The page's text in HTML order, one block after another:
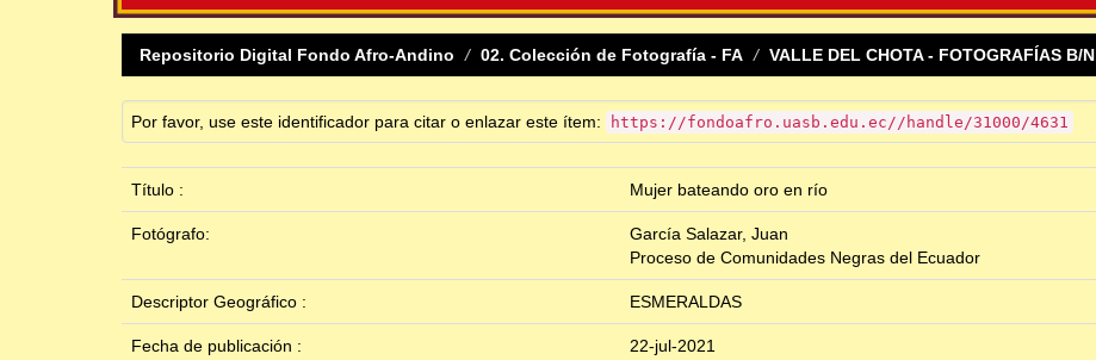
Repositorio Digital Fondo Afro-Andino 02. Colección de Fotografía - FA VALLE DEL CHOTA - FOTOGRAFÍAS B/N
Por favor, use este identificador para citar o enlazar este ítem: https://fondoafro.uasb.edu.ec//handle/31000/4631
Título : Mujer bateando oro en río
Fotógrafo:
García Salazar, Juan
Proceso de Comunidades Negras del Ecuador
Descriptor Geográfico : ESMERALDAS
Fecha de publicación : 22-jul-2021